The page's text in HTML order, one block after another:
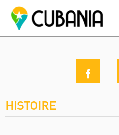
HISTOIRE